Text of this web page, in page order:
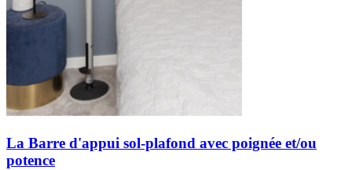
La Barre d'appui sol-plafond avec poignée et/ou
potence